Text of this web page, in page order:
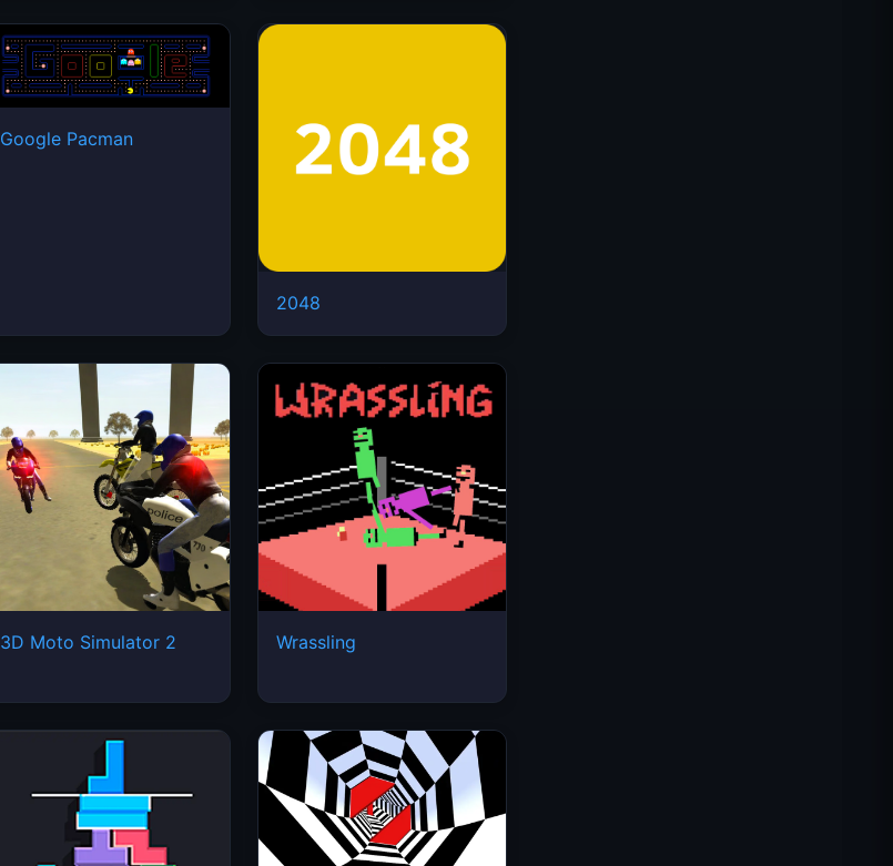
Google Pacman
2048
3D Moto Simulator 2 Wrassling